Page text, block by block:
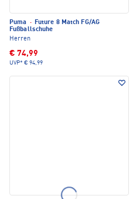
Puma · Future 8 Match FG/AG
Fußballschuhe
Herren
€ 74,99
UVP* € 94,99